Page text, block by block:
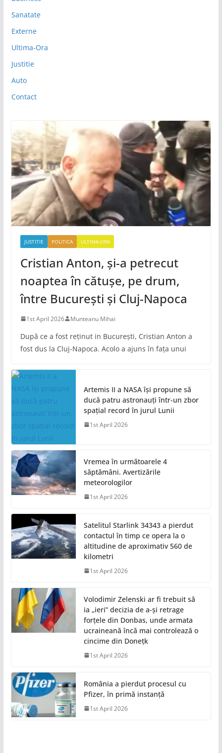
Sanatate
Externe
Ultima-Ora
Justitie
Auto
Contact
JUSTITIE POLITICA ULTIMA-ORA
Cristian Anton, și-a petrecut
noaptea în cătușe, pe drum,
între București și Cluj-Napoca
1st April 2026 Munteanu Mihai
După ce a fost reținut in București, Cristian Anton a
fost dus la Cluj-Napoca. Acolo a ajuns în fața unui
Artemis II a NASA își propune să
ducă patru astronauți într-un zbor
spațial record în jurul Lunii
1st April 2026
Vremea în următoarele 4
săptămâni. Avertizările
meteorologilor
1st April 2026
Satelitul Starlink 34343 a pierdut
contactul în timp ce opera la o
altitudine de aproximativ 560 de
kilometri
1st April 2026
Volodimir Zelenski ar fi trebuit să
ia „ieri” decizia de a-și retrage
forțele din Donbas, unde armata
ucraineană încă mai controlează o
cincime din Donețk
1st April 2026
România a pierdut procesul cu
Pfizer, în primă instanță
1st April 2026